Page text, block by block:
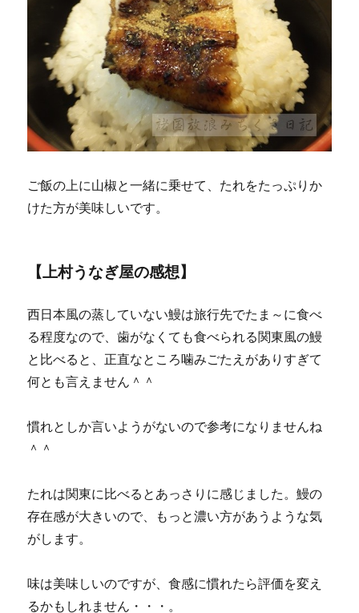
ご飯の上に山椒と一緒に乗せて、たれをたっぷりか
けた方が美味しいです。
【上村うなぎ屋の感想】
西日本風の蒸していない鰻は旅行先でたま～に食べ
る程度なので、歯がなくても食べられる関東風の鰻
と比べると、正直なところ噛みごたえがありすぎて
何とも言えません＾＾
慣れとしか言いようがないので参考になりませんね
＾＾
たれは関東に比べるとあっさりに感じました。鰻の
存在感が大きいので、もっと濃い方があうような気
がします。
味は美味しいのですが、食感に慣れたら評価を変え
るかもしれません・・・。